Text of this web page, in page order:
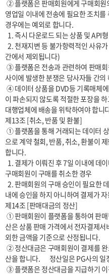
영업일 이내에 전송에 필요한 조치
경우에는 예외로 합니다.
  2. 천재지변 등 불가항력적인 사유가 발생한 경우(그 해당기간은 전송 소요기
간에서 제외됩니다)
사이에 발생한 분쟁은 당사자들 간의
이 파손되지 않도록 적절한 포장을
대행업체에 배송을 위탁하여야 합니
제13조 [취소, 반품 및 환불]
으로 계약 철회, 반품, 취소, 환불이
합니다.
구매회원이 구매를 취소한 경우
  2. 판매회원의 구매 승인이 필요한 데이터 상품에 대하여 판매회원이 7일 이
내에 승인을 하지 아니하여 결제가
제14조 [판매대금의 정산]
산은 상품 판매 가격에서 전자결제
외한 금액을 기준으로 산정됩니다.
산을 합니다.       정산일은 PG사의